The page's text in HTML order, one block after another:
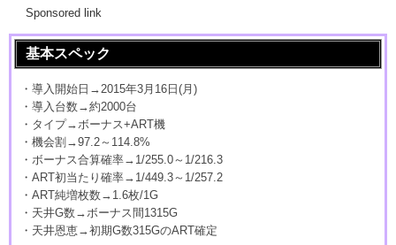
Sponsored link
基本スペック
・導入開始日→2015年3月16日(月)
・導入台数→約2000台
・タイプ→ボーナス+ART機
・機会割→97.2～114.8%
・ボーナス合算確率→1/255.0～1/216.3
・ART初当たり確率→1/449.3～1/257.2
・ART純増枚数→1.6枚/1G
・天井G数→ボーナス間1315G
・天井恩恵→初期G数315GのART確定